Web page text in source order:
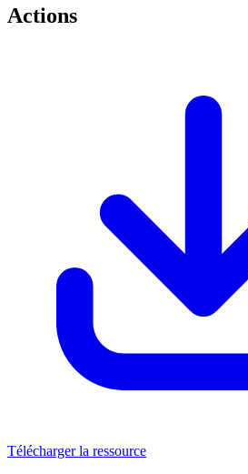
Actions
Télécharger la ressource